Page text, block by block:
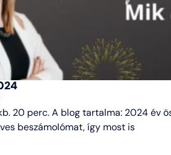
20 perc. A blog tartalma: 2024 év
beszámolómat, így most is